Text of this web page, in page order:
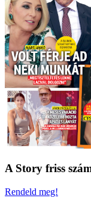
A Story friss
Rendeld meg!